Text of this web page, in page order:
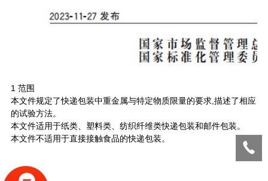
1 范围
本文件规定了快递包装中重金属与特定物质限量的要求,描述了相应
的试验方法。
本文件适用于纸类、塑料类、纺织纤维类快递包装和邮件包装。
本文件不适用于直接接触食品的快递包装。
5 要求